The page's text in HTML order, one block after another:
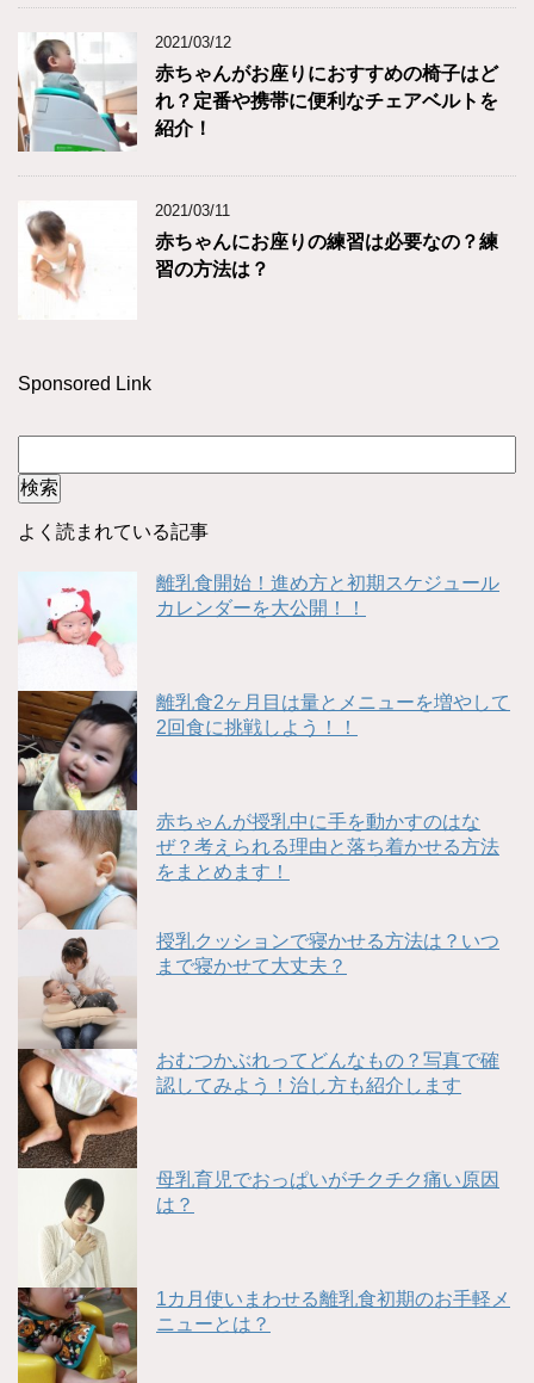
2021/03/12
赤ちゃんがお座りにおすすめの椅子はど
れ？定番や携帯に便利なチェアベルトを
紹介！
2021/03/11
赤ちゃんにお座りの練習は必要なの？練
習の方法は？
Sponsored Link
よく読まれている記事
離乳食開始！進め方と初期スケジュール
カレンダーを大公開！！
離乳食2ヶ月目は量とメニューを増やして
2回食に挑戦しよう！！
赤ちゃんが授乳中に手を動かすのはな
ぜ？考えられる理由と落ち着かせる方法
をまとめます！
授乳クッションで寝かせる方法は？いつ
まで寝かせて大丈夫？
おむつかぶれってどんなもの？写真で確
認してみよう！治し方も紹介します
母乳育児でおっぱいがチクチク痛い原因
は？
1カ月使いまわせる離乳食初期のお手軽メ
ニューとは？